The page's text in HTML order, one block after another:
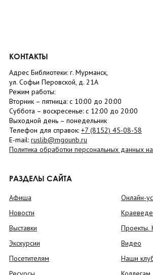
КОНТАКТЫ
Адрес Библиотеки: г. Мурманск,
ул. Софьи Перовской, д. 21А
Режим работы:
Вторник – пятница: с 10:00 до 20:00
Суббота – воскресенье: c 12:00 до 20:00
Выходной день – понедельник
Телефон для справок: +7 (8152) 45-08-58
E-mail: ruslib@mgounb.ru
Политика обработки персональных данных
РАЗДЕЛЫ САЙТА
Афиша
Новости
Выставки
Экскурсии
Посетителям
Онлайн-
Проекты.
Видео
Наши